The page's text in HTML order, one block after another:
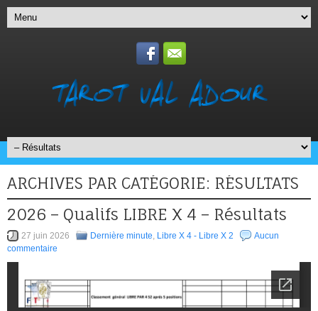
ARCHIVES PAR CATÉGORIE: RÉSULTATS
2026 – Qualifs LIBRE X 4 – Résultats
27 juin 2026 Dernière minute, Libre X 4 - Libre X 2
Aucun
commentaire